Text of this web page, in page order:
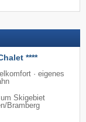
****
· eigenes
Skigebiet
​Bramberg